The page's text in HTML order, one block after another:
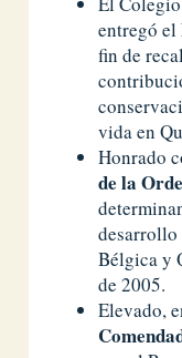
entregó el
fin de
vida en
Honrado
de la
desarrollo
Bélgica y
de 2005.
Elevado,